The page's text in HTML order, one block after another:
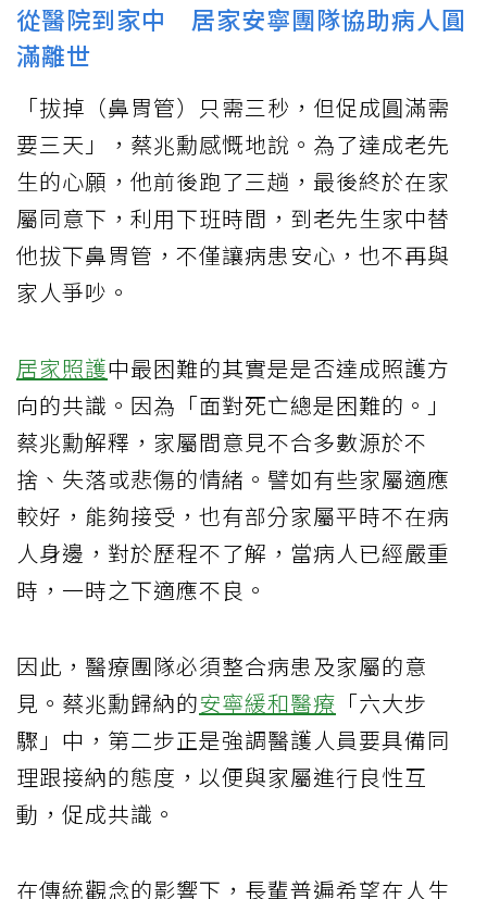
從醫院到家中 居家安寧團隊協助病人圓
滿離世
「拔掉（鼻胃管）只需三秒，但促成圓滿需
要三天」，蔡兆勳感慨地說。為了達成老先
生的心願，他前後跑了三趟，最後終於在家
屬同意下，利用下班時間，到老先生家中替
他拔下鼻胃管，不僅讓病患安心，也不再與
家人爭吵。
居家照護中最困難的其實是是否達成照護方
向的共識。因為「面對死亡總是困難的。」
蔡兆勳解釋，家屬間意見不合多數源於不
捨、失落或悲傷的情緒。譬如有些家屬適應
較好，能夠接受，也有部分家屬平時不在病
人身邊，對於歷程不了解，當病人已經嚴重
時，一時之下適應不良。
因此，醫療團隊必須整合病患及家屬的意
見。蔡兆勳歸納的安寧緩和醫療 「六大步
驟」中，第二步正是強調醫護人員要具備同
理跟接納的態度，以便與家屬進行良性互
動，促成共識。
在傳統觀念的影響下，長輩普遍希望在人生